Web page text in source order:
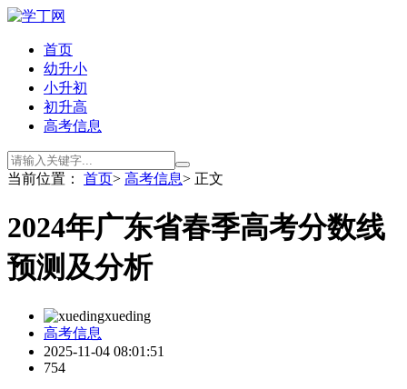
首页
幼升小
小升初
初升高
高考信息
当前位置： 首页> 高考信息> 正文
2024年广东省春季高考分数线
预测及分析
xueding
高考信息
2025-11-04 08:01:51
754